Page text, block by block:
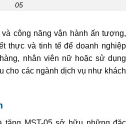
05
công năng vận hành ấn tượng,
thực và tinh tế để doanh nghiệp
nhân viên nữ hoặc sử dụng
cho các ngành dịch vụ như khách